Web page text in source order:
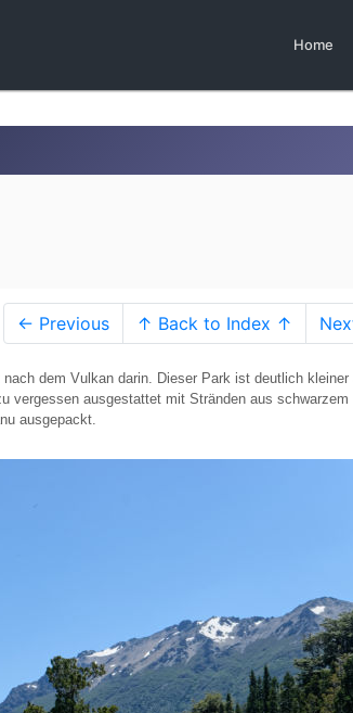
Home
← Previous ↑ Back to Index ↑
dem Vulkan darin. Dieser Park ist deutlich kleiner
vergessen ausgestattet mit Stränden aus schwarzem
ausgepackt.